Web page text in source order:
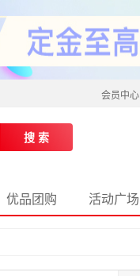
会员中心
搜 索
优品团购 活动广场